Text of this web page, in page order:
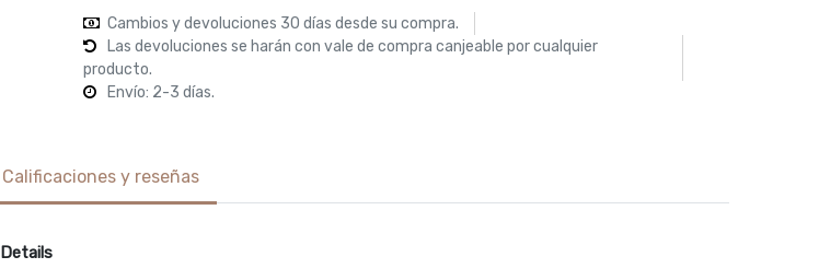
Cambios y devoluciones 30 días desde su compra.
Las devoluciones se harán con vale de compra canjeable por cualquier
producto.
Envío: 2-3 días.
Calificaciones y reseñas
Details